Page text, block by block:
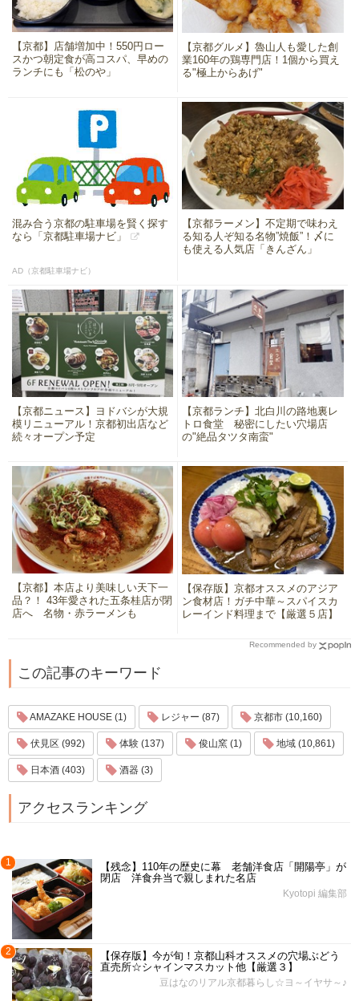
【京都】店舗増加中！550円ロー
スかつ朝定食が高コスパ、早めの
ランチにも「松のや」
【京都グルメ】魯山人も愛した創
業160年の鶏専門店！1個から買え
る"極上からあげ"
混み合う京都の駐車場を賢く探す
なら「京都駐車場ナビ」
AD（京都駐車場ナビ）
【京都ラーメン】不定期で味わえ
る知る人ぞ知る名物”焼飯”！〆に
も使える人気店「きんざん」
【京都ニュース】ヨドバシが大規
模リニューアル！京都初出店など
続々オープン予定
【京都ランチ】北白川の路地裏レ
トロ食堂 秘密にしたい穴場店
の"絶品タツタ南蛮"
【京都】本店より美味しい天下一
品？！ 43年愛された五条桂店が閉
店へ 名物・赤ラーメンも
【保存版】京都オススメのアジア
ン食材店！ガチ中華～スパイスカ
レーインド料理まで【厳選５店】
Recommended by
この記事のキーワード
AMAZAKE HOUSE (1) レジャー (87) 京都市 (10,160)
伏見区 (992) 体験 (137) 俊山窯 (1) 地域 (10,861)
日本酒 (403) 酒器 (3)
アクセスランキング
1
【残念】110年の歴史に幕 老舗洋食店「開陽亭」が
閉店 洋食弁当で親しまれた名店
Kyotopi 編集部
2
【保存版】今が旬！京都山科オススメの穴場ぶどう
直売所☆シャインマスカット他【厳選３】
豆はなのリアル京都暮らし☆ヨ～イヤサ～♪